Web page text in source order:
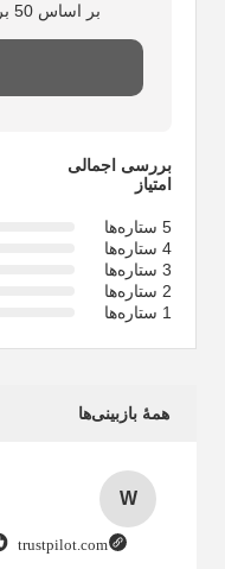
بر اساس 50 بررسی برای این تامین‌کننده
بررسی اجمالی
امتیاز
5 ستاره‌ها
4 ستاره‌ها
3 ستاره‌ها
2 ستاره‌ها
1 ستاره‌ها
همهٔ بازبینی‌ها
W
trustpilot.com